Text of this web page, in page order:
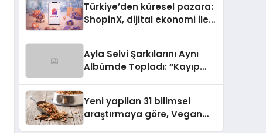
Türkiye’den küresel pazara:
ShopinX, dijital ekonomi ile
Ayla Selvi Şarkılarını Aynı
Albümde Topladı: “Kayıp
Yeni yapilan 31 bilimsel
araştırmaya göre, Vegan